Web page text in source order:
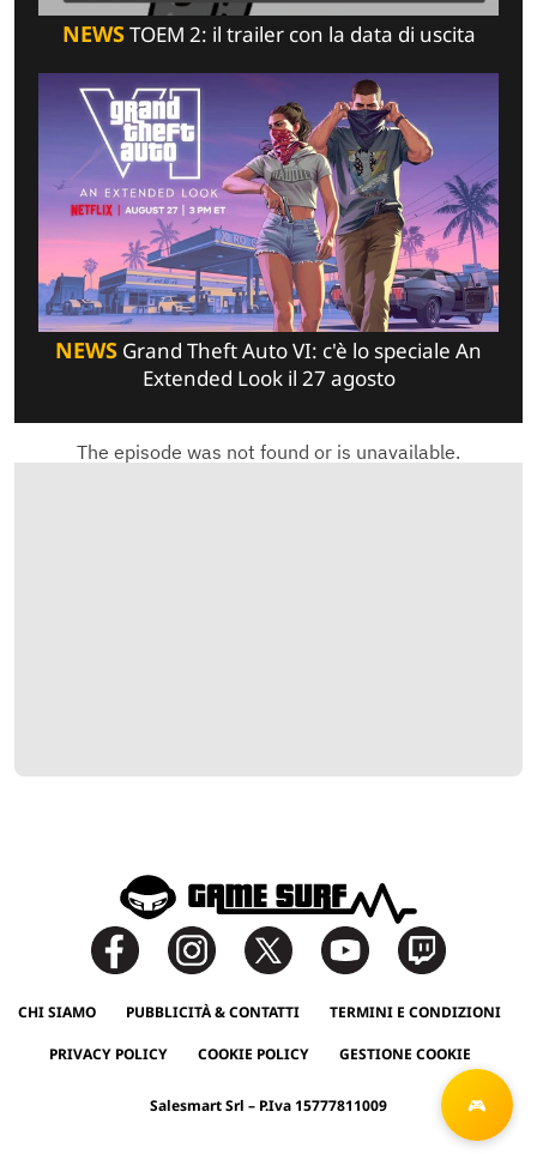
NEWSTOEM 2: il trailer con la data di uscita
NEWS Grand Theft Auto VI: c'è lo speciale An
Extended Look il 27 agosto
CHI SIAMO PUBBLICITÀ & CONTATTI TERMINI E CONDIZIONI
PRIVACY POLICY COOKIE POLICY GESTIONE COOKIE
Salesmart Srl – P.Iva 15777811009